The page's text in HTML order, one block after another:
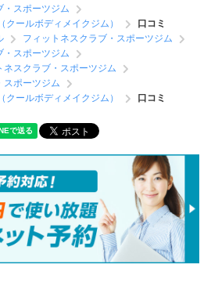
・スポーツジム
ールボディメイクジム）
口コミ
フィットネスクラブ・スポーツジム
・スポーツジム
スクラブ・スポーツジム
スポーツジム
ールボディメイクジム）
口コミ